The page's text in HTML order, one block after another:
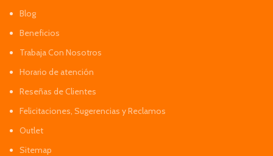
Blog
Beneficios
Trabaja Con Nosotros
Horario de atención
Reseñas de Clientes
Felicitaciones, Sugerencias y Reclamos
Outlet
Sitemap